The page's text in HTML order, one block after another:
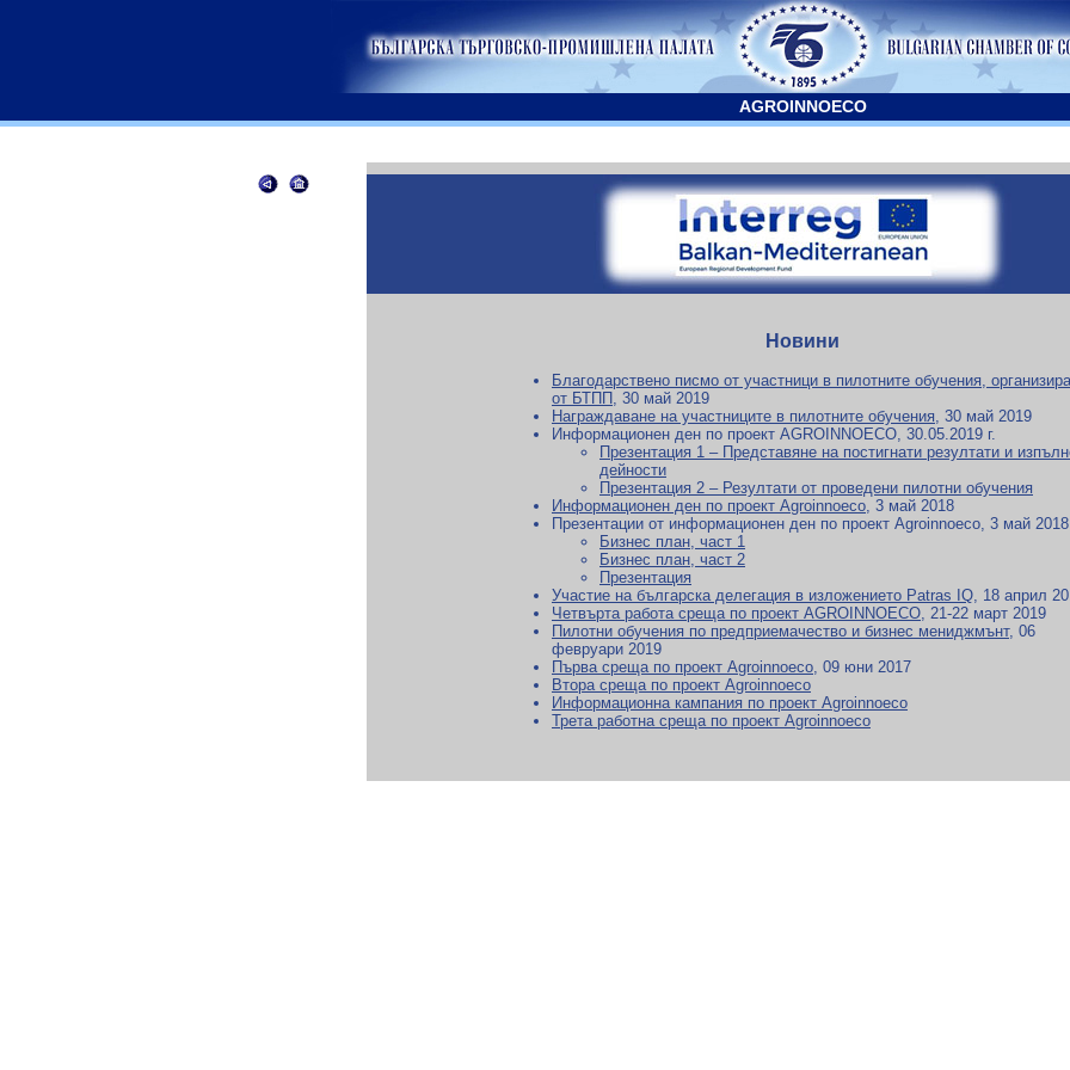
AGROINNOECO
Новини
Благодарствено писмо от участници в пилотните обучения,
от БТПП , 30 май 2019
Награждаване на участниците в пилотните обучения, 30 май 2019
Информационен ден по проект AGROINNOECO, 30.05.2019 г.
Презентация 1 – Представяне на постигнати резултати и
дейности
Презентация 2 – Резултати от проведени пилотни обучения
Информационен ден по проект Agroinnoeco, 3 май 2018
Презентации от информационен ден по проект Agroinnoeco, 3 май 2018
Бизнес план, част 1
Бизнес план, част 2
Презентация
Участие на българска делегация в изложението Patras IQ, 18 април
Четвърта работа среща по проект AGROINNOECO, 21-22 март 2019
Пилотни обучения по предприемачество и бизнес мениджмънт, 06
февруари 2019
Първа среща по проект Agroinnoeco, 09 юни 2017
Втора среща по проект Agroinnoeco
Информационна кампания по проект Agroinnoeco
Трета работна среща по проект Agroinnoeco